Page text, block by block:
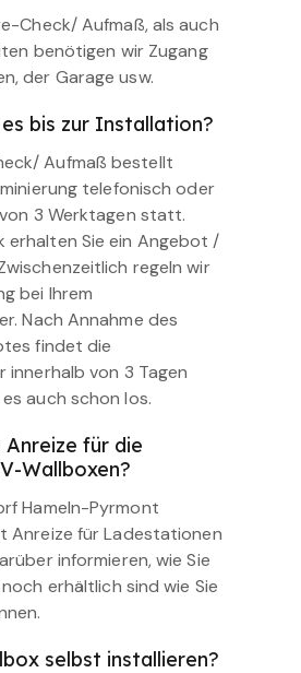
Check/ Aufmaß, als auch
benötigen wir Zugang
der Garage usw.
bis zur Installation?
Aufmaß bestellt
telefonisch oder
3 Werktagen statt.
erhalten Sie ein Angebot /
regeln wir
bei Ihrem
Nach Annahme des
findet die
innerhalb von 3 Tagen
auch schon los.
für die
Wallboxen?
Hameln-Pyrmont
Anreize für Ladestationen
informieren, wie Sie
erhältlich sind wie Sie
selbst installieren?